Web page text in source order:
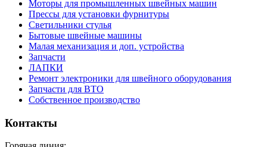
Моторы для промышленных швейных машин
Прессы для установки фурнитуры
Светильники стулья
Бытовые швейные машины
Малая механизация и доп. устройства
Запчасти
ЛАПКИ
Ремонт электроники для швейного оборудования
Запчасти для ВТО
Собственное производство
Контакты